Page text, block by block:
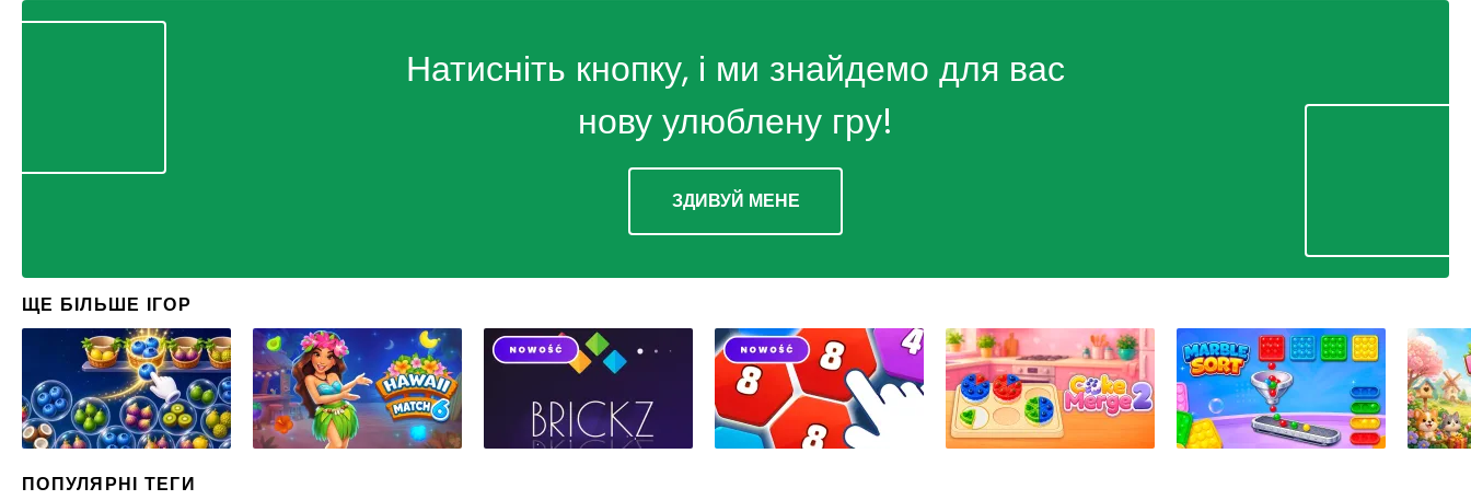
Натисніть кнопку, і ми знайдемо для вас
нову улюблену гру!
ЗДИВУЙ МЕНЕ
ЩЕ БІЛЬШЕ ІГОР
ПОПУЛЯРНІ ТЕГИ